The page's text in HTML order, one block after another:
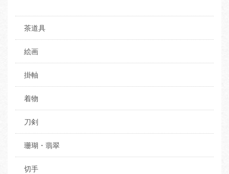
茶道具
絵画
掛軸
着物
刀剣
珊瑚・翡翠
切手